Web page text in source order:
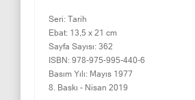
Seri: Tarih
Ebat: 13,5 x 21 cm
Sayfa Sayısı: 362
ISBN: 978-975-995-440-6
Basım Yılı: Mayıs 1977
8. Baskı - Nisan 2019